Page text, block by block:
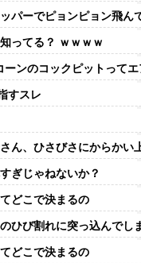
ピョン飛んでるところ想像す
ってる？ ｗｗｗｗ
のコックピットってエア
すスレ
さびさにからかい上手の高木
ぎじゃねないか？
どこで決まるの
ひび割れに突っ込んでし
どこで決まるの